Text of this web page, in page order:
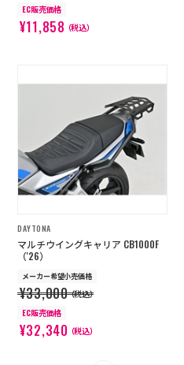
EC販売価格
¥11,858（税込）
DAYTONA
マルチウイングキャリア CB1000F
（'26）
メーカー希望小売価格
¥33,000（税込）
EC販売価格
¥32,340（税込）